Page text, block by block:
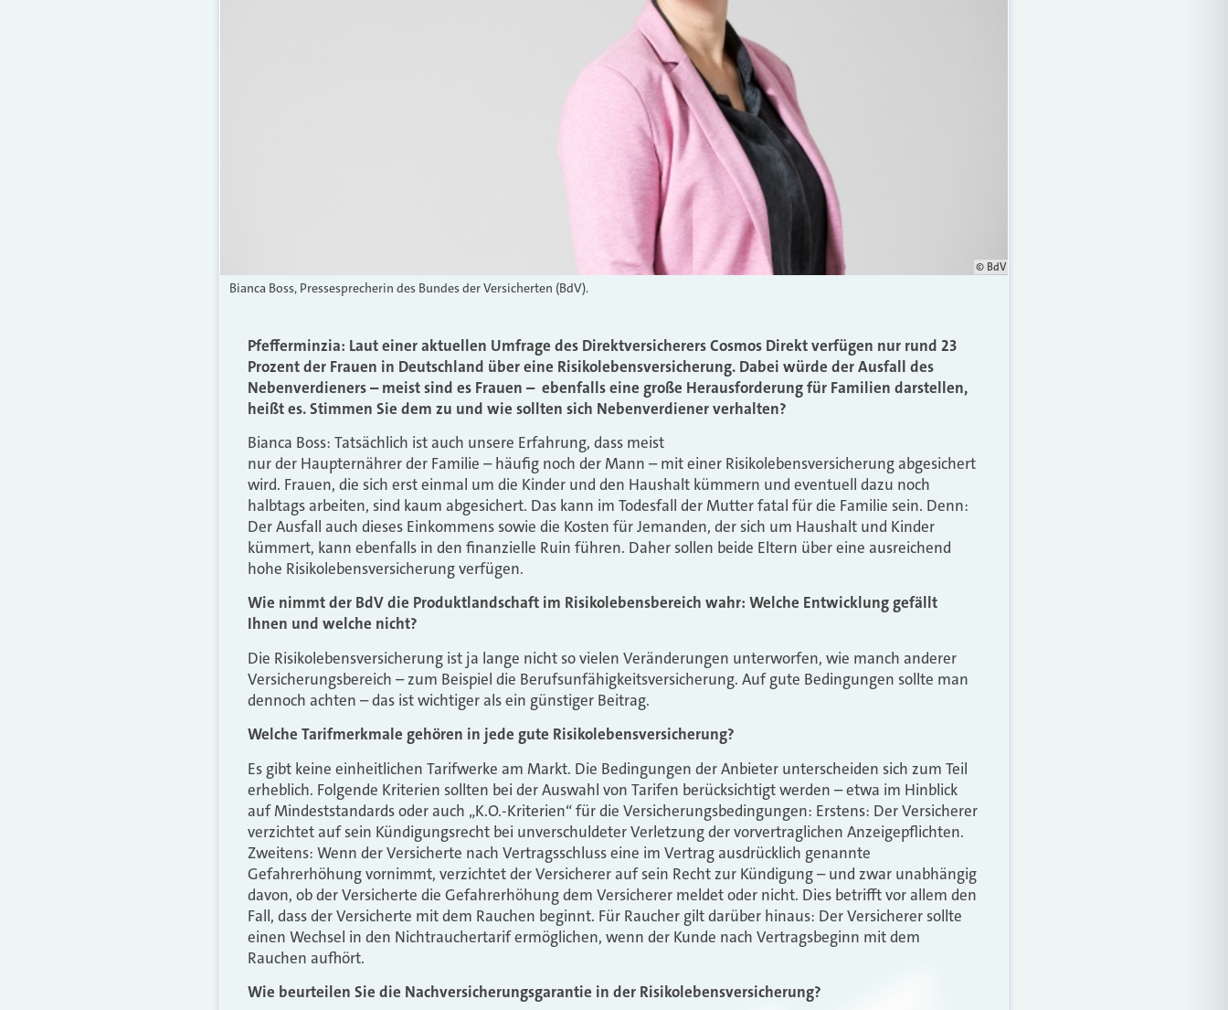
© BdV
Bianca Boss, Pressesprecherin des Bundes der Versicherten (BdV).
Pfefferminzia: Laut einer aktuellen Umfrage des Direktversicherers Cosmos Direkt verfügen nur rund 23
Prozent der Frauen in Deutschland über eine Risikolebensversicherung. Dabei würde der Ausfall des
Nebenverdieners – meist sind es Frauen – ebenfalls eine große Herausforderung für Familien darstellen,
heißt es. Stimmen Sie dem zu und wie sollten sich Nebenverdiener verhalten?
Bianca Boss: Tatsächlich ist auch unsere Erfahrung, dass meist
nur der Haupternährer der Familie – häufig noch der Mann – mit einer Risikolebensversicherung abgesichert
wird. Frauen, die sich erst einmal um die Kinder und den Haushalt kümmern und eventuell dazu noch
halbtags arbeiten, sind kaum abgesichert. Das kann im Todesfall der Mutter fatal für die Familie sein. Denn:
Der Ausfall auch dieses Einkommens sowie die Kosten für Jemanden, der sich um Haushalt und Kinder
kümmert, kann ebenfalls in den finanzielle Ruin führen. Daher sollen beide Eltern über eine ausreichend
hohe Risikolebensversicherung verfügen.
Wie nimmt der BdV die Produktlandschaft im Risikolebensbereich wahr: Welche Entwicklung gefällt
Ihnen und welche nicht?
Die Risikolebensversicherung ist ja lange nicht so vielen Veränderungen unterworfen, wie manch anderer
Versicherungsbereich – zum Beispiel die Berufsunfähigkeitsversicherung. Auf gute Bedingungen sollte man
dennoch achten – das ist wichtiger als ein günstiger Beitrag.
Welche Tarifmerkmale gehören in jede gute Risikolebensversicherung?
Es gibt keine einheitlichen Tarifwerke am Markt. Die Bedingungen der Anbieter unterscheiden sich zum Teil
erheblich. Folgende Kriterien sollten bei der Auswahl von Tarifen berücksichtigt werden – etwa im Hinblick
auf Mindeststandards oder auch „K.O.-Kriterien“ für die Versicherungsbedingungen: Erstens: Der Versicherer
verzichtet auf sein Kündigungsrecht bei unverschuldeter Verletzung der vorvertraglichen Anzeigepflichten.
Zweitens: Wenn der Versicherte nach Vertragsschluss eine im Vertrag ausdrücklich genannte
Gefahrerhöhung vornimmt, verzichtet der Versicherer auf sein Recht zur Kündigung – und zwar unabhängig
davon, ob der Versicherte die Gefahrerhöhung dem Versicherer meldet oder nicht. Dies betrifft vor allem den
Fall, dass der Versicherte mit dem Rauchen beginnt. Für Raucher gilt darüber hinaus: Der Versicherer sollte
einen Wechsel in den Nichtrauchertarif ermöglichen, wenn der Kunde nach Vertragsbeginn mit dem
Rauchen aufhört.
Wie beurteilen Sie die Nachversicherungsgarantie in der Risikolebensversicherung?